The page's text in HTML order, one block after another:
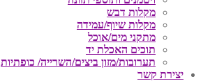
מקלות דבש
מקלות שיוף/עמידה
מתקני מים/אוכל
תוכים האכלת יד
תערובות/מזון ביצים/השרייה/ כופתיות
יצירת קשר